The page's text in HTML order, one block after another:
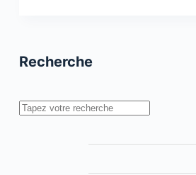
Recherche
Rechercher